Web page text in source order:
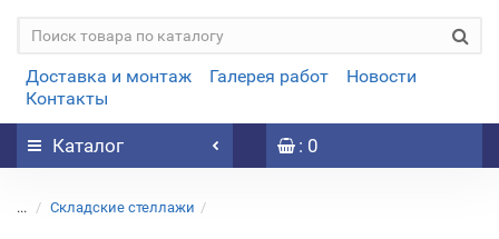
Доставка и монтаж Галерея работ
Новости
Контакты
Каталог : 0
... Складские стеллажи